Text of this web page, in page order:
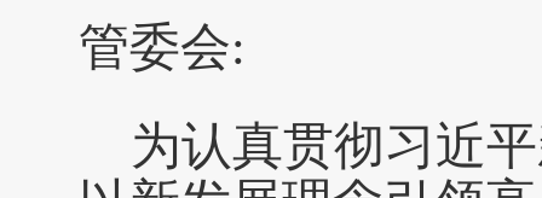
管委会:
为认真贯彻习近